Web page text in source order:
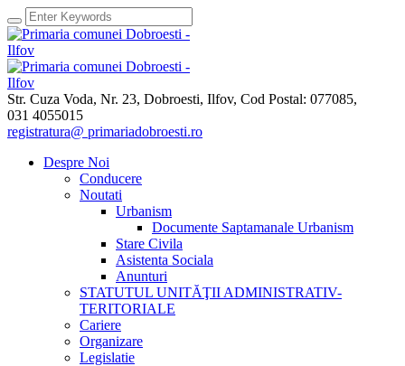
Str. Cuza Voda, Nr. 23, Dobroesti, Ilfov, Cod Postal: 077085,
031 4055015
registratura@ primariadobroesti.ro
Despre Noi
Conducere
Noutati
Urbanism
Documente Saptamanale Urbanism
Stare Civila
Asistenta Sociala
Anunturi
STATUTUL UNITĂŢII ADMINISTRATIV-
TERITORIALE
Cariere
Organizare
Legislatie